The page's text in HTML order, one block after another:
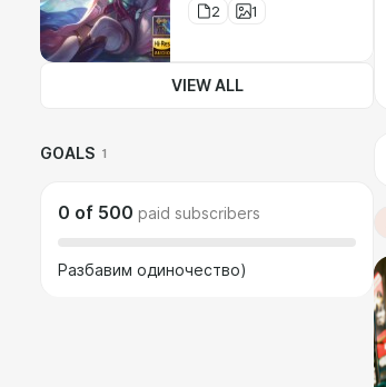
2
1
VIEW ALL
GOALS 1
0 of 500 paid subscribers
Разбавим одиночество)